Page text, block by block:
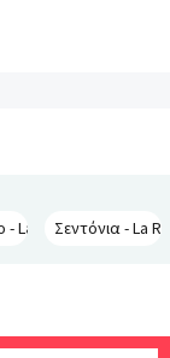
- La RedouteΣεντόνια - La